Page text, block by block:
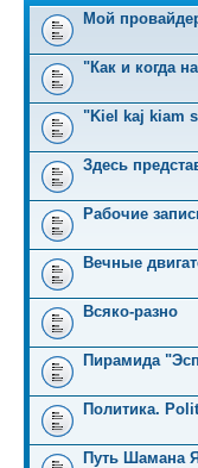
Мой
"Как и когда
"Kiel kaj kiam
Здесь
Рабочие
Вечные
Всяко-разно
Пирамида
Политика.
Путь Шамана